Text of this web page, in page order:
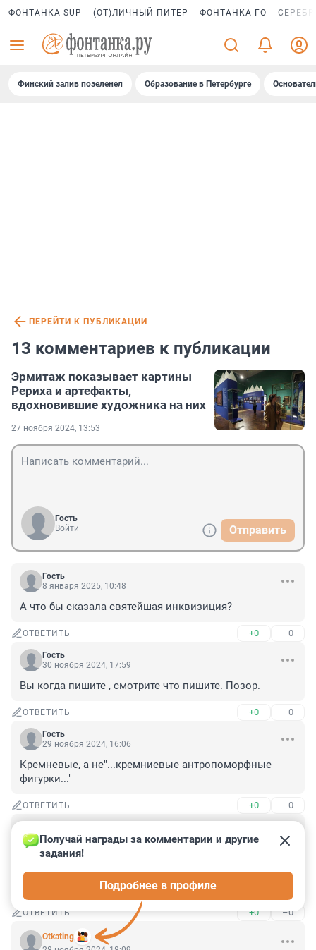
ФОНТАНКА SUP (ОТ)ЛИЧНЫЙ ПИТЕР ФОНТАНКА ГО
Финский залив позеленел Образование в Петербурге
ПЕРЕЙТИ К ПУБЛИКАЦИИ
13 комментариев к публикации
Эрмитаж показывает картины
Рериха и артефакты,
вдохновившие художника на них
27 ноября 2024, 13:53
Гость
Войти
Отправить
Гость
8 января 2025, 10:48
А что бы сказала святейшая инквизиция?
ОТВЕТИТЬ +0 –0
Гость
30 ноября 2024, 17:59
Вы когда пишите , смотрите что пишите. Позор.
ОТВЕТИТЬ +0 –0
Гость
29 ноября 2024, 16:06
Кремневые, а не"...кремниевые антропоморфные
фигурки..."
ОТВЕТИТЬ +0 –0
28 ноября 2024, 19:24
Фонтанка, исправьте название этой статьи: не горный
штаб, а главный штаб. Искусственный интеллект не
ОТВЕТИТЬ +0 –0
Otkating
Получай награды за комментарии и другие
задания!
Подробнее в профиле